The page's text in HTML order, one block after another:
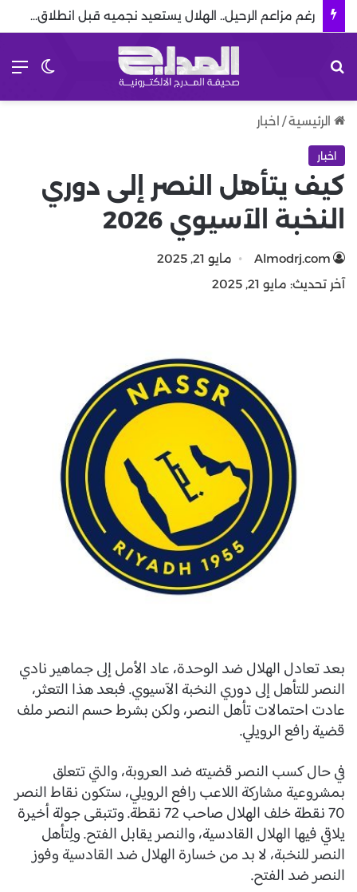
رغم مزاعم الرحيل.. الهلال يستعيد نجميه قبل انطلاق الموسم
الرئيسية/ اخبار
اخبار
كيف يتأهل النصر إلى دوري
النخبة الآسيوي 2026
Almodrj.com
مايو 21, 2025
آخر تحديث: مايو 21, 2025
بعد تعادل الهلال ضد الوحدة، عاد الأمل إلى جماهير نادي
النصر للتأهل إلى دوري النخبة الآسيوي. فبعد هذا التعثر،
عادت احتمالات تأهل النصر، ولكن بشرط حسم النصر ملف
قضية رافع الرويلي.
في حال كسب النصر قضيته ضد العروبة، والتي تتعلق
بمشروعية مشاركة اللاعب رافع الرويلي، ستكون نقاط النصر
70 نقطة خلف الهلال صاحب 72 نقطة. وتتبقى جولة أخيرة
يلاقي فيها الهلال القادسية، والنصر يقابل الفتح. ولِتأهل
النصر للنخبة، لا بد من خسارة الهلال ضد القادسية وفوز
النصر ضد الفتح.